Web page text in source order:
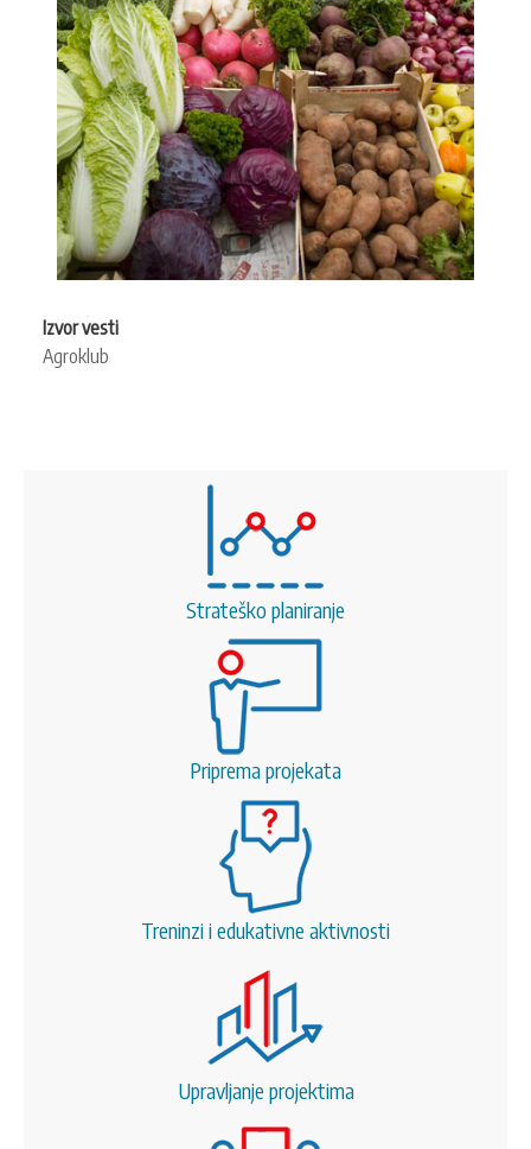
Izvor vesti
Agroklub
Strateško planiranje
Priprema projekata
Treninzi i edukativne aktivnosti
Upravljanje projektima